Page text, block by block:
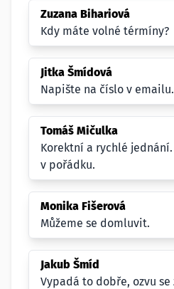
Zuzana Bihariová
Kdy máte volné térmíny?
Jitka Šmídová
Napište na číslo v emailu.
Tomáš Mičulka
Korektní a rychlé
v pořádku.
Monika Fišerová
Můžeme se domluvit.
Jakub Šmíd
Vypadá to dobře, ozvu se